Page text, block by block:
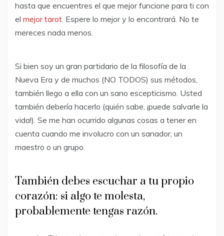
hasta que encuentres el que mejor funcione para ti con
el mejor tarot. Espere lo mejor y lo encontrará. No te
mereces nada menos.
Si bien soy un gran partidario de la filosofía de la
Nueva Era y de muchos (NO TODOS) sus métodos,
también llego a ella con un sano escepticismo. Usted
también debería hacerlo (quién sabe, ¡puede salvarle la
vida!). Se me han ocurrido algunas cosas a tener en
cuenta cuando me involucro con un sanador, un
maestro o un grupo.
También debes escuchar a tu propio
corazón: si algo te molesta,
probablemente tengas razón.